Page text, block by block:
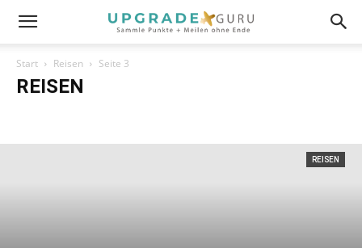
Start Reisen Seite 3
REISEN
REISEN